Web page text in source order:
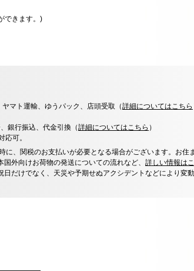
できます。)
マト運輸、ゆうパック、店頭受取（詳細についてはこちら
銀行振込、代金引換（詳細についてはこちら ）
応可。
、関税のお支払いが必要となる場合がございます。お住
外向けお荷物の発送についての流れなど、 詳しい情報は
だけでなく、天災や予期せぬアクシデントなどにより変